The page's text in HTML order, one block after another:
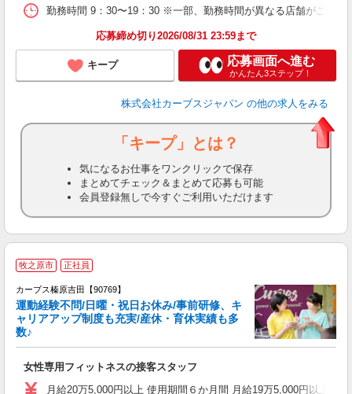
勤務時間 9：30〜19：30 ※一部、勤務時間が異なる店舗がござい
応募締め切り2026/08/31 23:59まで
キープ 応募画面へ進む
かんたん3ステップ！
株式会社カーブスジャパン の他の求人をみる
「キープ」とは？
気になるお仕事をワンクリックで保存
まとめてチェック＆まとめて応募も可能
会員登録無しで今すぐご利用いただけます
牧之原市 正社員
カーブス榛原吉田【90769】
運動経験不問/日曜・祝日お休み/事前研修、キ
ャリアアップ制度も充実/産休・育休実績も多
数♪
女性専用フィットネスの接客スタッフ
月給20万5,000円以上 使用期間６か月間 月給19万5,000円以上 時